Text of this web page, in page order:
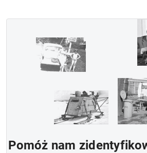
Pomóż nam